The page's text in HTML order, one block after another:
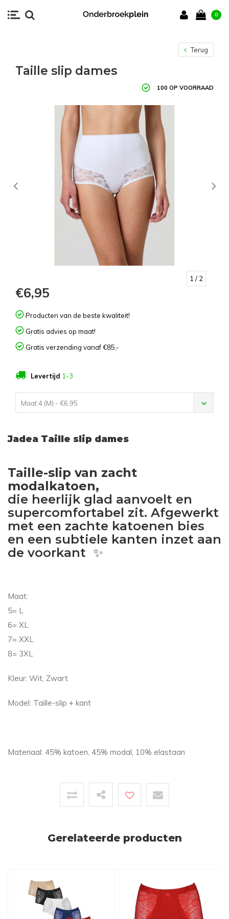
0
Terug
Taille slip dames
100 OP VOORRAAD
1 / 2
€6,95
Producten van de beste kwaliteit!
Gratis advies op maat!
Gratis verzending vanaf €85,-
Levertijd 1-3
Maat 4 (M) - €6,95
Jadea Taille slip dames
Taille-slip van zacht
modalkatoen,
die heerlijk glad aanvoelt en
supercomfortabel zit. Afgewerkt
met een zachte katoenen bies
en een subtiele kanten inzet aan
de voorkant ✨
Maat:
5= L
6= XL
7= XXL
8= 3XL
Kleur: Wit, Zwart
Model: Taille-slip + kant
Materiaal: 45% katoen, 45% modal, 10% elastaan
Gerelateerde producten